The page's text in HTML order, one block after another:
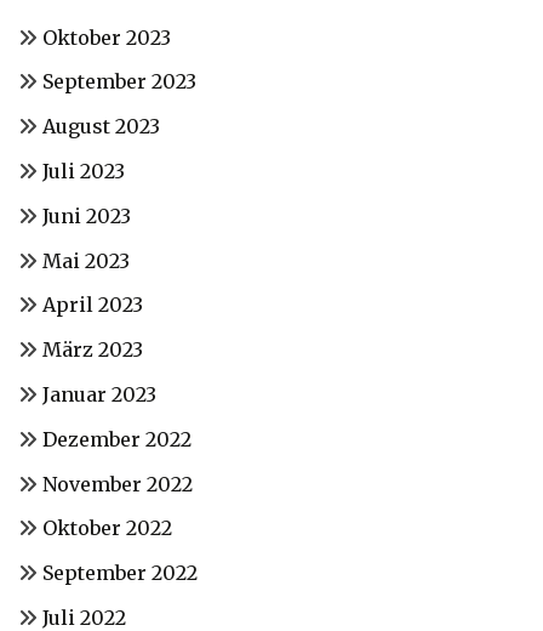
Oktober 2023
September 2023
August 2023
Juli 2023
Juni 2023
Mai 2023
April 2023
März 2023
Januar 2023
Dezember 2022
November 2022
Oktober 2022
September 2022
Juli 2022